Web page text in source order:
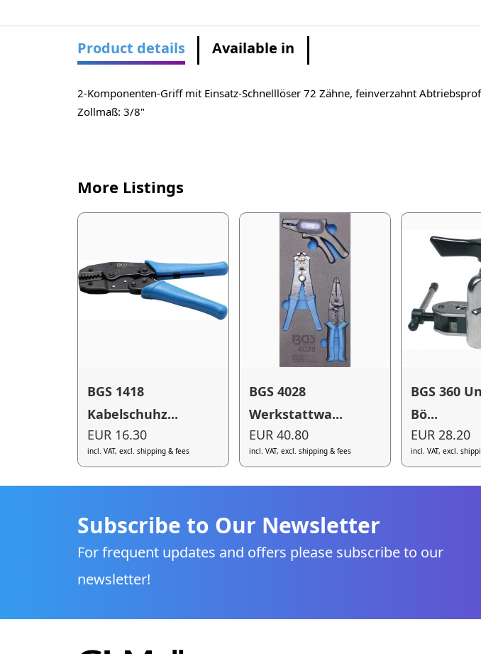
Product details Available in
2-Komponenten-Griff mit Einsatz-Schnelllöser 72 Zähne, feinverzahnt
Zollmaß: 3/8"
More Listings
BGS 1418
Kabelschuhz...
EUR 16.30
incl. VAT, excl. shipping & fees
BGS 4028
Werkstattwa...
EUR 40.80
incl. VAT, excl. shipping & fees
BGS 360
Bö...
EUR 28.20
incl. VAT, excl.
Subscribe to Our Newsletter
For frequent updates and offers please subscribe to our
newsletter!